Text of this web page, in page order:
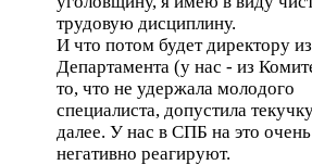
трудовую дисциплину.
И что потом будет директору из
Департамента (у нас - из
то, что не удержала молодого
специалиста, допустила
далее. У нас в СПБ на это очень
негативно реагируют.